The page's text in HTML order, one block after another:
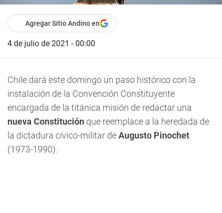
Agregar Sitio Andino en
4 de julio de 2021 - 00:00
Chile dará este domingo un paso histórico con la
instalación de la Convención Constituyente
encargada de la titánica misión de redactar una
nueva Constitución que reemplace a la heredada de
la dictadura cívico-militar deAugusto Pinochet
(1973-1990).